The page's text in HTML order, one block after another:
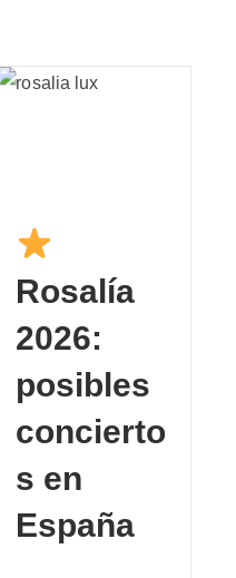
Rosalía
2026:
posibles
concierto
s en
España